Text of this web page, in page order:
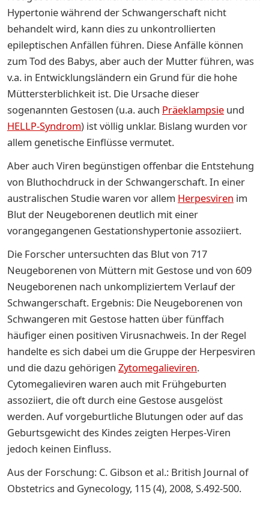
Hypertonie während der Schwangerschaft nicht
behandelt wird, kann dies zu unkontrollierten
epileptischen Anfällen führen. Diese Anfälle können
zum Tod des Babys, aber auch der Mutter führen, was
v.a. in Entwicklungsländern ein Grund für die hohe
Müttersterblichkeit ist. Die Ursache dieser
sogenannten Gestosen (u.a. auch Präeklampsie und
HELLP-Syndrom) ist völlig unklar. Bislang wurden vor
allem genetische Einflüsse vermutet.
Aber auch Viren begünstigen offenbar die Entstehung
von Bluthochdruck in der Schwangerschaft. In einer
australischen Studie waren vor allem Herpesviren im
Blut der Neugeborenen deutlich mit einer
vorangegangenen Gestationshypertonie assoziiert.
Die Forscher untersuchten das Blut von 717
Neugeborenen von Müttern mit Gestose und von 609
Neugeborenen nach unkompliziertem Verlauf der
Schwangerschaft. Ergebnis: Die Neugeborenen von
Schwangeren mit Gestose hatten über fünffach
häufiger einen positiven Virusnachweis. In der Regel
handelte es sich dabei um die Gruppe der Herpesviren
und die dazu gehörigen Zytomegalieviren.
Cytomegalieviren waren auch mit Frühgeburten
assoziiert, die oft durch eine Gestose ausgelöst
werden. Auf vorgeburtliche Blutungen oder auf das
Geburtsgewicht des Kindes zeigten Herpes-Viren
jedoch keinen Einfluss.
Aus der Forschung: C. Gibson et al.: British Journal of
Obstetrics and Gynecology, 115 (4), 2008, S.492-500.